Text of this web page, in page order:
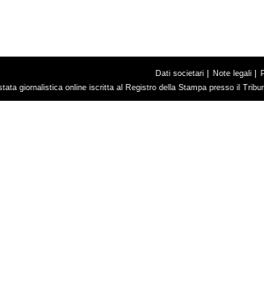
Dati societari | Note legali |
giornalistica online iscritta al Registro della Stampa presso il